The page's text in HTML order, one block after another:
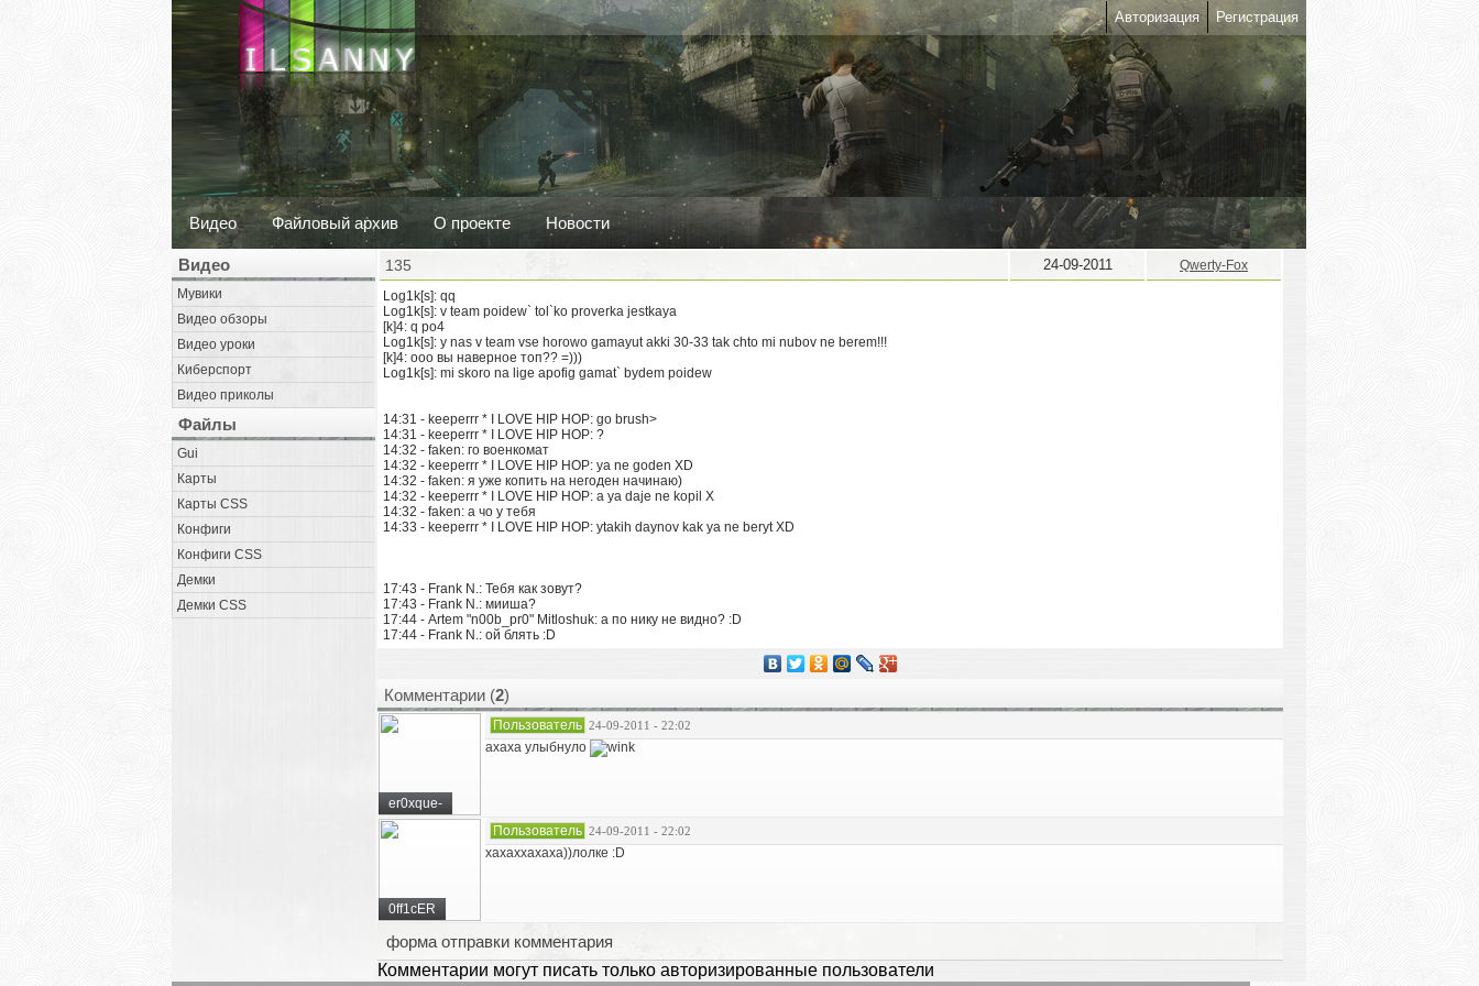
Авторизация Регистрация
Видео Файловый архив О проекте Новости
Видео
Мувики
Видео обзоры
Видео уроки
Киберспорт
Видео приколы
Файлы
Gui
Карты
Карты CSS
Конфиги
Конфиги CSS
Демки
Демки CSS
135 24-09-2011
Qwerty-Fox
Log1k[s]: qq
Log1k[s]: v team poidew` tol`ko proverka jestkaya
[k]4: q po4
Log1k[s]: y nas v team vse horowo gamayut akki 30-33 tak chto mi nubov ne berem!!!
[k]4: ооо вы наверное топ?? =)))
Log1k[s]: mi skoro na lige apofig gamat` bydem poidew
14:31 - keeperrr * I LOVE HIP HOP: go brush>
14:31 - keeperrr * I LOVE HIP HOP: ?
14:32 - faken: го военкомат
14:32 - keeperrr * I LOVE HIP HOP: ya ne goden XD
14:32 - faken: я уже копить на негоден начинаю)
14:32 - keeperrr * I LOVE HIP HOP: a ya daje ne kopil X
14:32 - faken: а чо у тебя
14:33 - keeperrr * I LOVE HIP HOP: ytakih daynov kak ya ne beryt XD
17:43 - Frank N.: Тебя как зовут?
17:43 - Frank N.: мииша?
17:44 - Artem "n00b_pr0" Mitloshuk: а по нику не видно? :D
17:44 - Frank N.: ой блять :D
Комментарии (2)
er0xque-
Пользователь 24-09-2011 - 22:02
ахаха улыбнуло
0ff1cER
Пользователь 24-09-2011 - 22:02
хахаххахаха))лолке :D
форма отправки комментария
Комментарии могут писать только авторизированные пользователи